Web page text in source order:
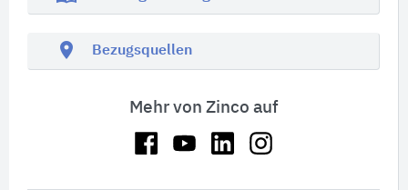
location_on Bezugsquellen
Mehr von Zinco auf